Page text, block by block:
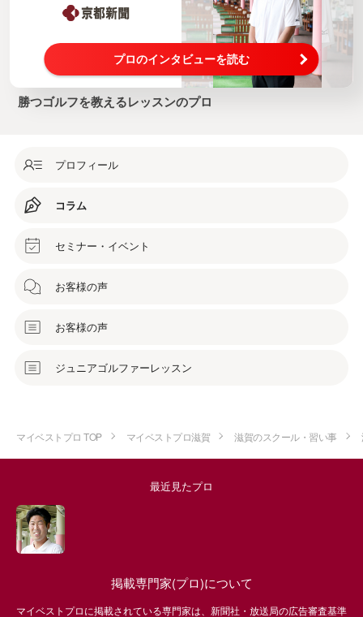
プロのインタビューを読む
勝つゴルフを教えるレッスンのプロ
プロフィール
コラム
セミナー・イベント
お客様の声
お客様の声
ジュニアゴルファーレッスン
マイベストプロ TOP マイベストプロ滋賀 滋賀のスクール・習い事
最近見たプロ
掲載専門家(プロ)について
マイベストプロに掲載されている専門家は、新聞社・放送局の広告審査基準